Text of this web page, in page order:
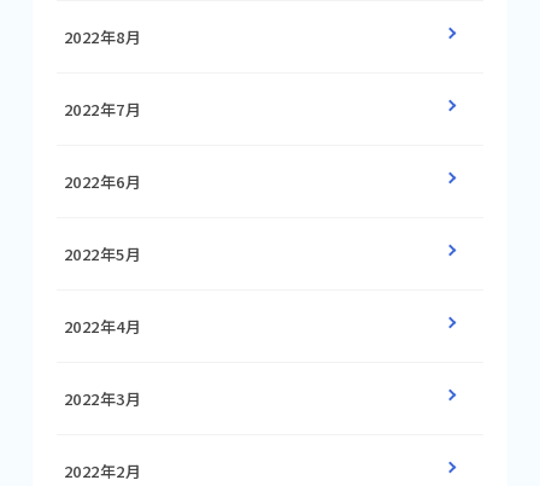
2022年8月
2022年7月
2022年6月
2022年5月
2022年4月
2022年3月
2022年2月